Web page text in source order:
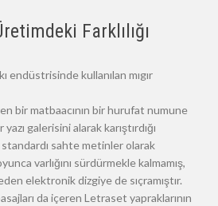
Farklılığı
endüstrisinde kullanılan mıgır
bir matbaacının bir hurufat numune
galerisini alarak karıştırdığı
sahte metinler olarak
varlığını sürdürmekle kalmamış,
elektronik dizgiye de sıçramıştır.
da içeren Letraset yapraklarının